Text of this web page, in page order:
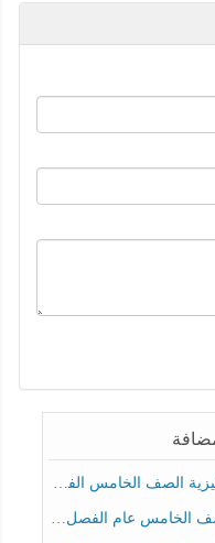
الدراسي الثالث 2025-2026